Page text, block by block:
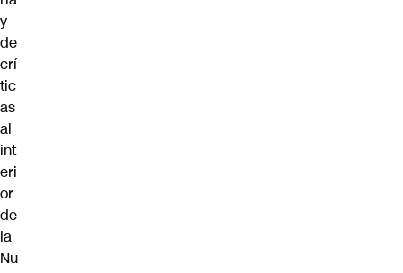
y
de
crí
tic
as
al
int
eri
or
de
la
Nu